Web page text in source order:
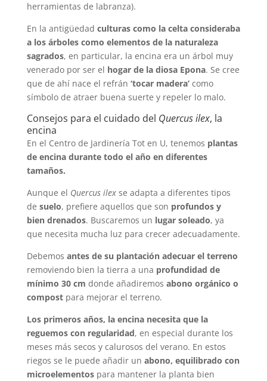
herramientas de labranza).
En la antigüedad culturas como la celta consideraba
a los árboles como elementos de la naturaleza
sagrados, en particular, la encina era un árbol muy
venerado por ser el hogar de la diosa Epona. Se cree
que de ahí nace el refrán ‘tocar madera’como
símbolo de atraer buena suerte y repeler lo malo.
Consejos para el cuidado del Quercus ilex, la
encina
En el Centro de Jardinería Tot en U, tenemos plantas
de encina durante todo el año en diferentes
tamaños.
Aunque el Quercus ilexse adapta a diferentes tipos
de suelo, prefiere aquellos que son profundos y
bien drenados. Buscaremos un lugar soleado, ya
que necesita mucha luz para crecer adecuadamente.
Debemos antes de su plantación adecuar el terreno
removiendo bien la tierra a una profundidad de
mínimo 30 cm donde añadiremos abono orgánico o
compostpara mejorar el terreno.
Los primeros años, la encina necesita que la
reguemos con regularidad, en especial durante los
meses más secos y calurosos del verano. En estos
riegos se le puede añadir un abono, equilibrado con
microelementospara mantener la planta bien